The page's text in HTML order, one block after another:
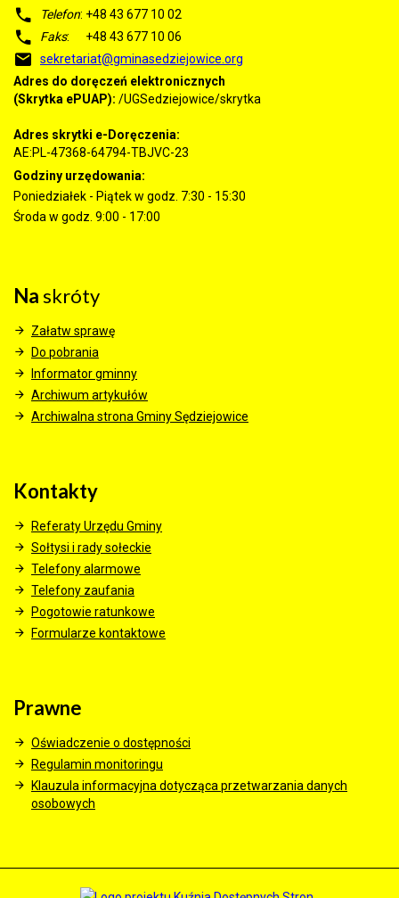
Telefon: +48 43 677 10 02
Faks: +48 43 677 10 06
sekretariat@gminasedziejowice.org
Adres do doręczeń elektronicznych
(Skrytka ePUAP): /UGSedziejowice/skrytka
Adres skrytki e-Doręczenia:
AE:PL-47368-64794-TBJVC-23
Godziny urzędowania:
Poniedziałek - Piątek w godz. 7:30 - 15:30
Środa w godz. 9:00 - 17:00
Naskróty
Załatw sprawę
Do pobrania
Informator gminny
Archiwum artykułów
Archiwalna strona Gminy Sędziejowice
Kontakty
Referaty Urzędu Gminy
Sołtysi i rady sołeckie
Telefony alarmowe
Telefony zaufania
Pogotowie ratunkowe
Formularze kontaktowe
Prawne
Oświadczenie o dostępności
Regulamin monitoringu
Klauzula informacyjna dotycząca przetwarzania danych
osobowych